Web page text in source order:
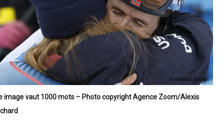
image vaut 1000 mots – Photo copyright Agence Zoom/Alexis